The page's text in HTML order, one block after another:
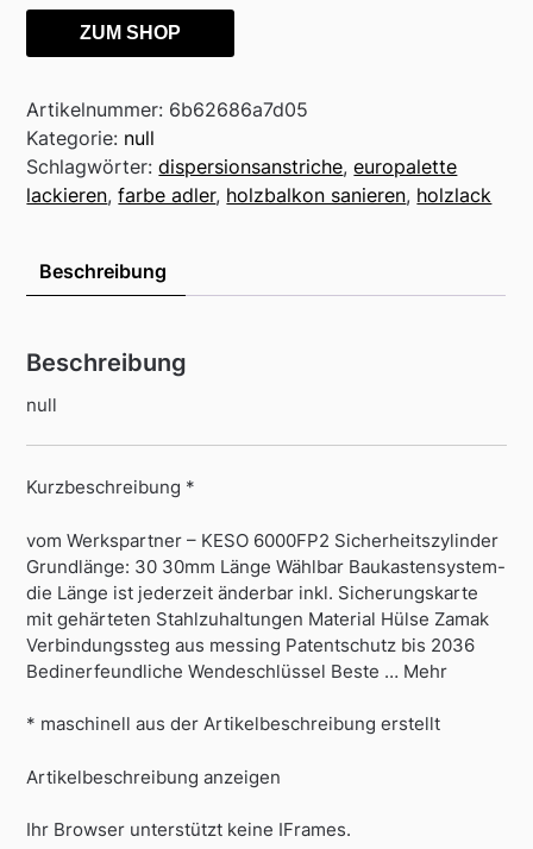
ZUM SHOP
Artikelnummer: 6b62686a7d05
Kategorie: null
Schlagwörter:dispersionsanstriche,europalette
lackieren,farbe adler, holzbalkon sanieren, holzlack
Beschreibung
Beschreibung
null
Kurzbeschreibung *
vom Werkspartner – KESO 6000FP2 Sicherheitszylinder
Grundlänge: 30 30mm Länge Wählbar Baukastensystem-
die Länge ist jederzeit änderbar inkl. Sicherungskarte
mit gehärteten Stahlzuhaltungen Material Hülse Zamak
Verbindungssteg aus messing Patentschutz bis 2036
Bedinerfeundliche Wendeschlüssel Beste … Mehr
* maschinell aus der Artikelbeschreibung erstellt
Artikelbeschreibung anzeigen
Ihr Browser unterstützt keine IFrames.